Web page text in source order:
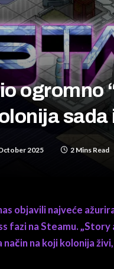
ogromno
2025 2 Mins Read
objavili najveće
fazi na Steamu.
na koji kolonija